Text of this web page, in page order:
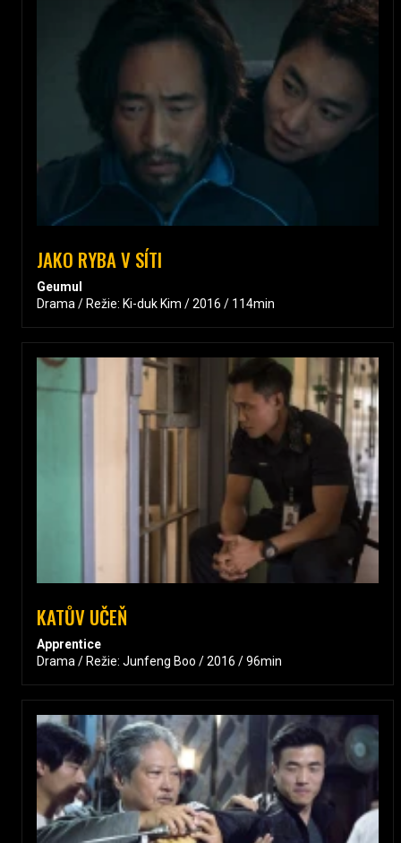
JAKO RYBA V SÍTI
Geumul
Drama / Režie: Ki-duk Kim / 2016 / 114min
KATŮV UČEŇ
Apprentice
Drama / Režie: Junfeng Boo / 2016 / 96min